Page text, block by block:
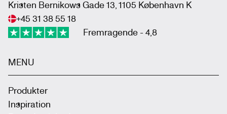
Kristen Bernikows Gade 13, 1105 København K
+45 31 38 55 18
Fremragende - 4,8
MENU
Produkter
Inspiration